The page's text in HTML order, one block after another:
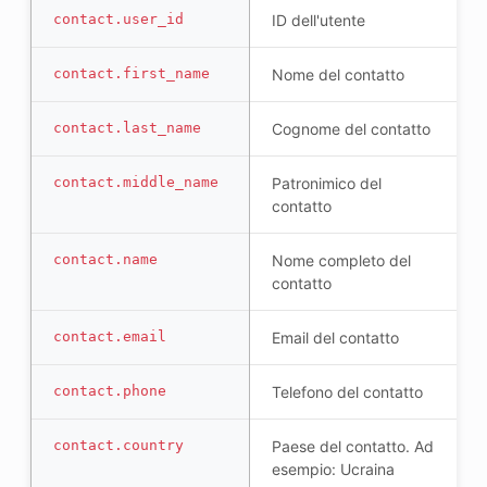
contact.user_id ID dell'utente
contact.first_name Nome del contatto
contact.last_name Cognome del contatto
contact.middle_name
Patronimico del
contatto
contact.name
Nome completo del
contatto
contact.email Email del contatto
contact.phone Telefono del contatto
contact.country
Paese del contatto. Ad
esempio: Ucraina